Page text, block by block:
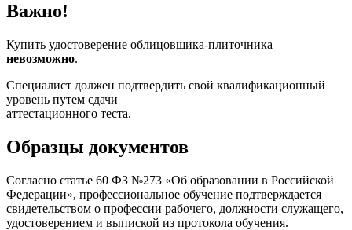
Важно!
Купить удостоверение облицовщика-плиточника
невозможно.
Специалист должен подтвердить свой квалификационный
уровень путем сдачи
аттестационного теста.
Образцы документов
Согласно статье 60 ФЗ №273 «Об образовании в Российской
Федерации», профессиональное обучение подтверждается
свидетельством о профессии рабочего, должности служащего,
удостоверением и выпиской из протокола обучения.